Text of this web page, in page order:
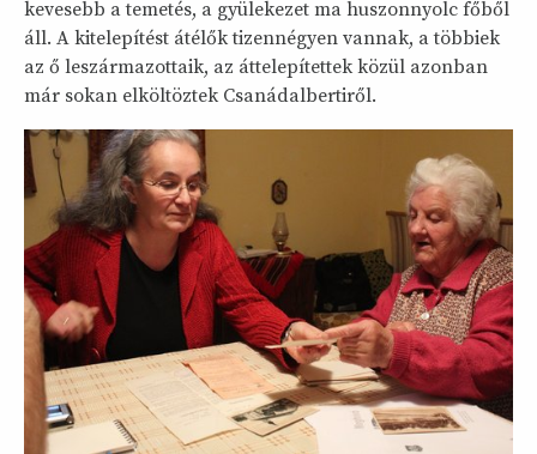
kevesebb a temetés, a gyülekezet ma huszonnyolc főből
áll. A kitelepítést átélők tizennégyen vannak, a többiek
az ő leszármazot­taik, az áttelepítettek közül azonban
már sokan elköltöztek Csanádalbertiről.